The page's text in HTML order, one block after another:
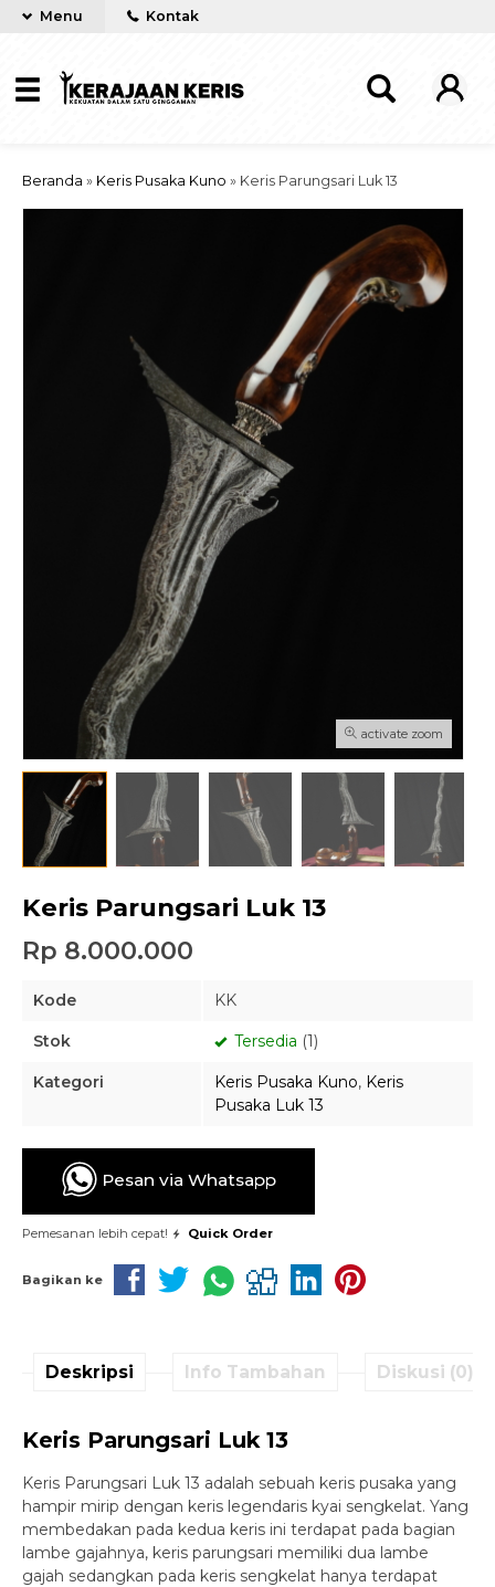
Menu Kontak
Beranda » Keris Pusaka Kuno » Keris Parungsari Luk 13
activate zoom
Keris Parungsari Luk 13
Rp 8.000.000
Kode KK
Stok Tersedia (1)
Kategori Keris Pusaka Kuno, Keris
Pusaka Luk 13
Pesan via Whatsapp
Pemesanan lebih cepat! Quick Order
Bagikan ke
Deskripsi Info Tambahan Diskusi (0)
Keris Parungsari Luk 13
Keris Parungsari Luk 13 adalah sebuah keris pusaka yang
hampir mirip dengan keris legendaris kyai sengkelat. Yang
membedakan pada kedua keris ini terdapat pada bagian
lambe gajahnya, keris parungsari memiliki dua lambe
gajah sedangkan pada keris sengkelat hanya terdapat